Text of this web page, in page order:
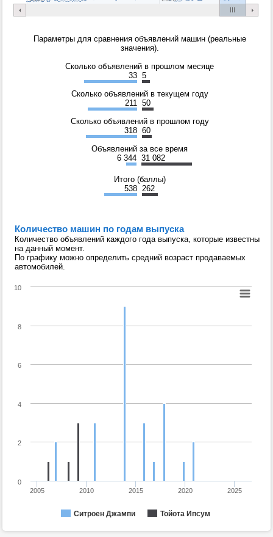
Параметры для сравнения объявлений машин (реальные
значения).
Сколько объявлений в прошлом месяце
33 5
Сколько объявлений в текущем году
211 50
Сколько объявлений в прошлом году
318 60
Объявлений за все время
6 344 31 082
Итого (баллы)
538 262
Количество машин по годам выпуска
Количество объявлений каждого года выпуска, которые известны
на данный момент.
По графику можно определить средний возраст продаваемых
автомобилей.
Ситроен Джампи Тойота Ипсум
2005 2010 2015 2020 2025
0
2
4
6
8
10